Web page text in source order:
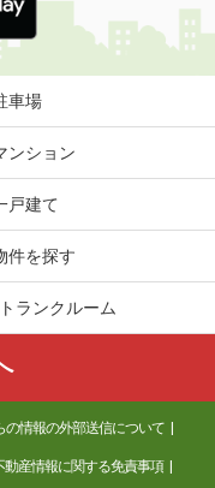
車場
ンション
戸建て
件を探す
ランクルーム
の情報の外部送信について
動産情報に関する免責事項